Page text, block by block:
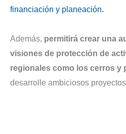
financiación y planeación.
Además, permitirá crear una
visiones de protección de
regionales como los cerros y
desarrolle ambiciosos